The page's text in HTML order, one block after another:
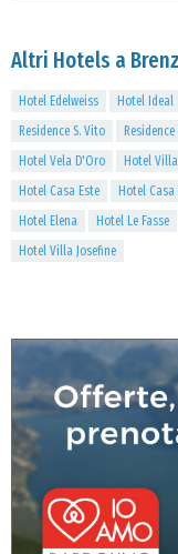
Altri Hotels a
Hotel Edelweiss Hotel Ideal
Residence S. Vito
Residence
Hotel Vela D'Oro
Hotel
Hotel Casa Este
Hotel
Hotel Elena
Hotel Le Fasse
Hotel Villa Josefine